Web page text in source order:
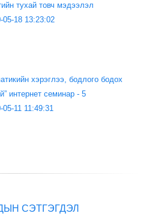
тухай товч мэдээлэл
05-18 13:23:02
хэрэглээ, бодлого бодох
интернет семинар - 5
05-11 11:49:31
СЭТГЭГДЭЛ